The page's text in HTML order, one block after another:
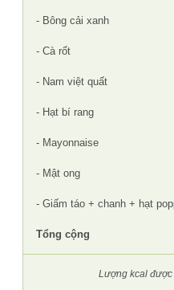
- Bông cải xanh
- Cà rốt
- Nam việt quất
- Hạt bí rang
- Mayonnaise
- Mật ong
- Giấm táo + chanh + hạt
Tổng cộng
Lượng kcal